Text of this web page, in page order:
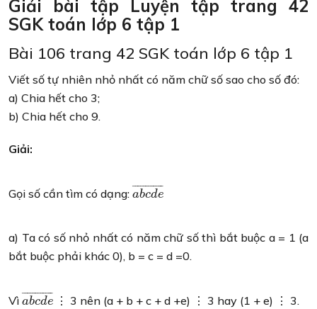
Giải bài tập Luyện tập trang 42
SGK toán lớp 6 tập 1
Bài 106 trang 42 SGK toán lớp 6 tập 1
Viết số tự nhiên nhỏ nhất có năm chữ số sao cho số đó:
a) Chia hết cho 3;
b) Chia hết cho 9.
Giải:
Gọi số cần tìm có dạng: abcde
¯ ¯
¯¯¯¯¯¯¯¯¯¯
a) Ta có số nhỏ nhất có năm chữ số thì bắt buộc a = 1 (a
bắt buộc phải khác 0), b = c = d =0.
Vì abcde
¯ ¯
¯¯¯¯¯¯¯¯¯¯ ⋮ 3 nên (a + b + c + d +e) ⋮ 3 hay (1 + e) ⋮ 3.